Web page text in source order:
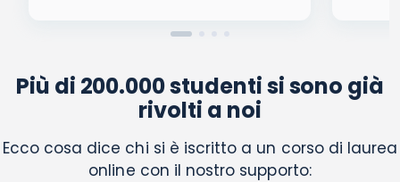
Più di 200.000 studenti si sono già
rivolti a noi
Ecco cosa dice chi si è iscritto a un corso di laurea
online con il nostro supporto: